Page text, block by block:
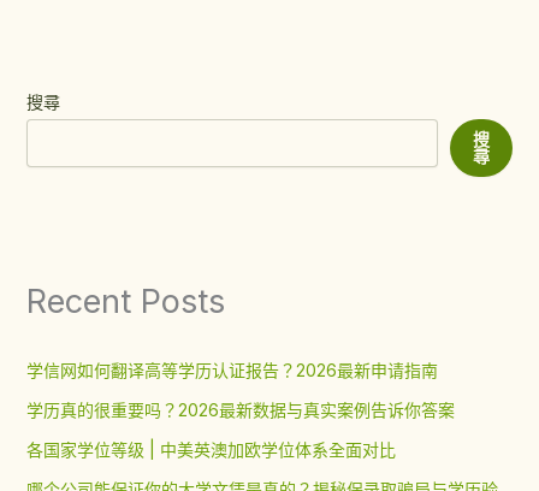
搜尋
搜
尋
Recent Posts
学信网如何翻译高等学历认证报告？2026最新申请指南
学历真的很重要吗？2026最新数据与真实案例告诉你答案
各国家学位等级 | 中美英澳加欧学位体系全面对比